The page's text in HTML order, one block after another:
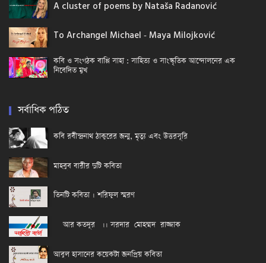
A cluster of poems by Nataša Radanović
To Archangel Michael - Maya Milojković
কবি ও সংগঠক বাপ্পি সাহা : সাহিত্য ও সাংস্কৃতিক আন্দোলনের এক
নিবেদিত মুখ
সর্বাধিক পঠিত
কবি রবীন্দ্রনাথ ঠাকুরের জন্ম, মৃত্যু এবং উত্তরসূরি
মাহবুব বারীর দুটি কবিতা
তিনটি কবিতা । শরিফুল স্মরণ
আর কতদূর ।। সরদার মোহম্মদ রাজ্জাক
আবুল হাসানের কয়েকটা জনপ্রিয় কবিতা